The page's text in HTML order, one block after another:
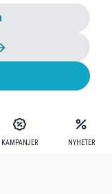
KAMPANJER NYHETER